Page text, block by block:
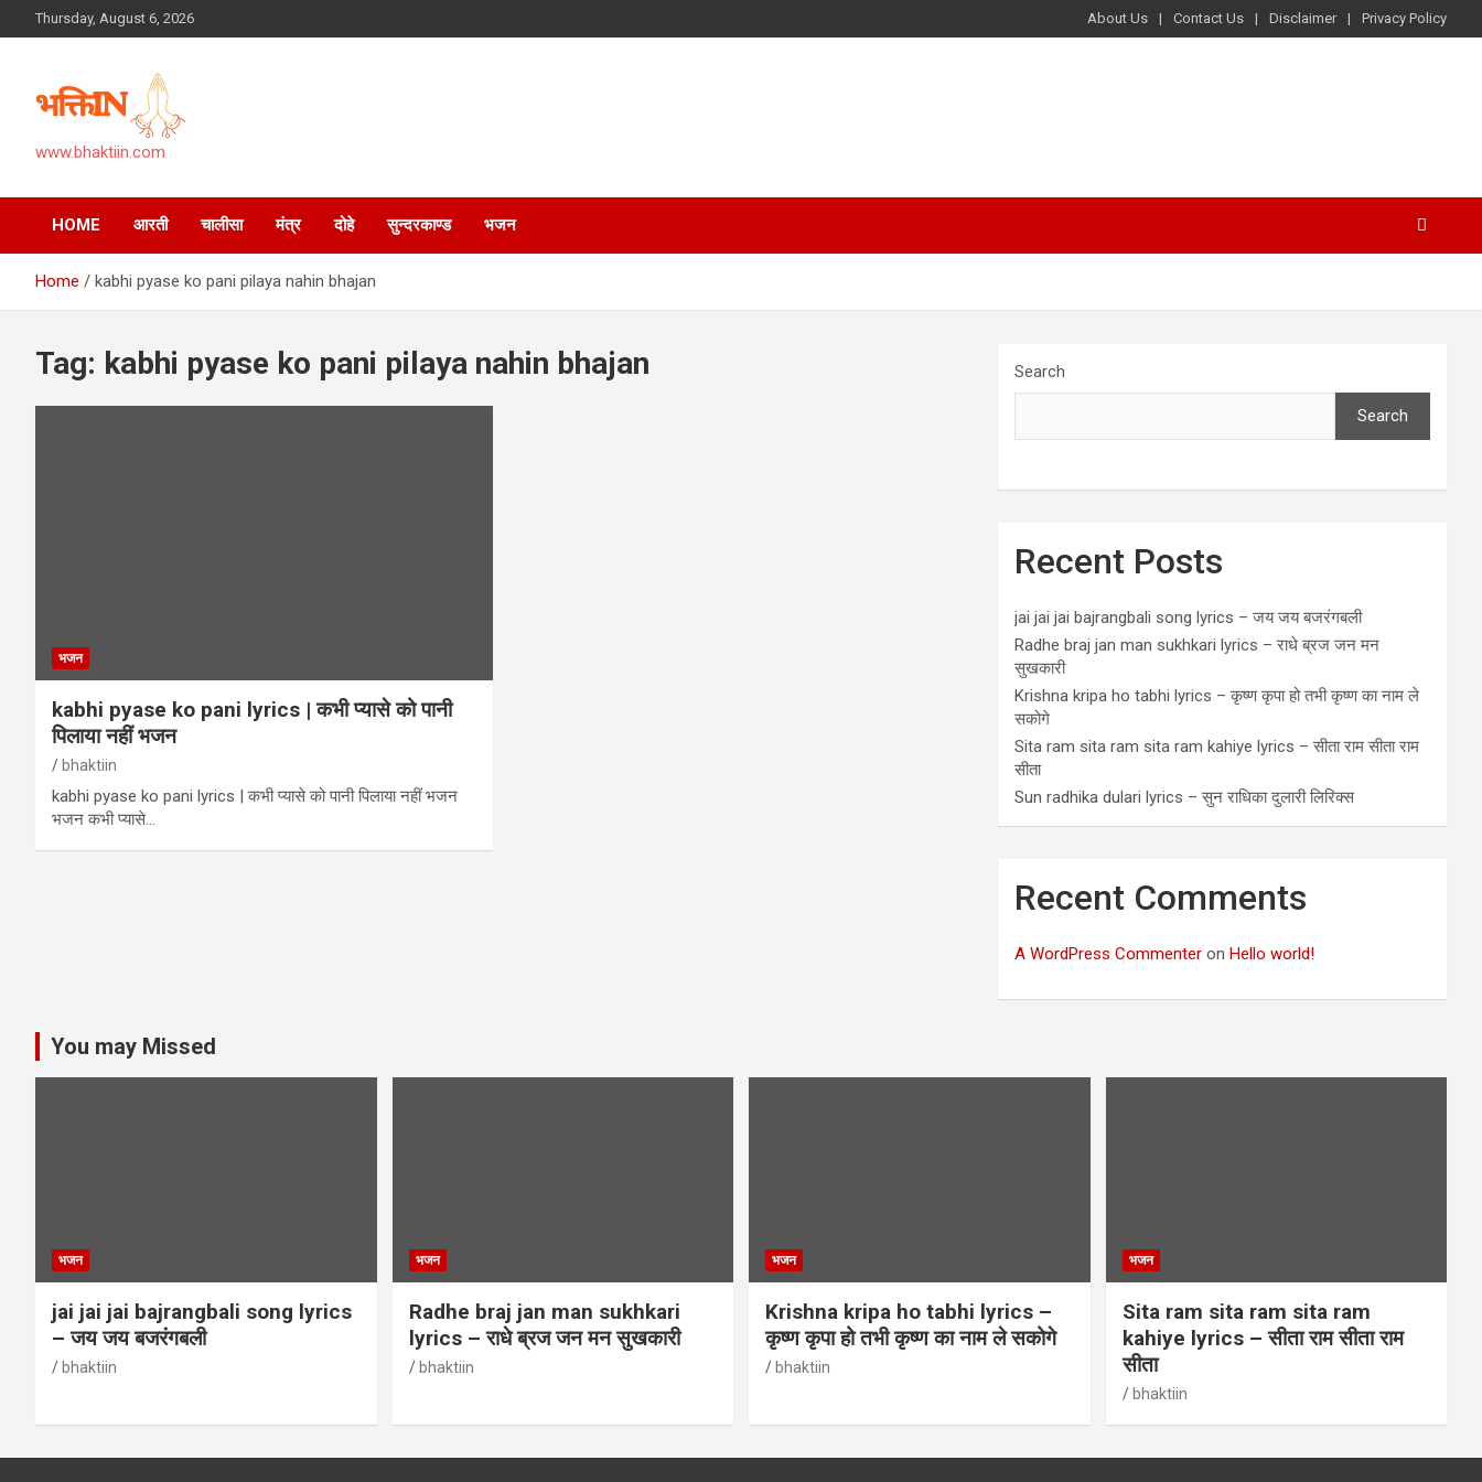
to
Thursday, August 6, 2026 About Us Contact Us Disclaimer Privacy Policy
www.bhaktiin.com
HOME आरती चालीसा मंत्र दोहे सुन्दरकाण्ड भजन
Home kabhi pyase ko pani pilaya nahin bhajan
Tag: kabhi pyase ko pani pilaya nahin bhajan
भजन
kabhi pyase ko pani lyrics | कभी प्यासे को पानी
पिलाया नहीं भजन
bhaktiin
kabhi pyase ko pani lyrics | कभी प्यासे को पानी पिलाया नहीं भजन
भजन कभी प्यासे…
Search
Search
Recent Posts
jai jai jai bajrangbali song lyrics – जय जय बजरंगबली
Radhe braj jan man sukhkari lyrics – राधे ब्रज जन मन
सुखकारी
Krishna kripa ho tabhi lyrics – कृष्ण कृपा हो तभी कृष्ण का नाम ले
सकोगे
Sita ram sita ram sita ram kahiye lyrics – सीता राम सीता राम
सीता
Sun radhika dulari lyrics – सुन राधिका दुलारी लिरिक्स
Recent Comments
A WordPress Commenter onHello world!
You may Missed
भजन
jai jai jai bajrangbali song lyrics
– जय जय बजरंगबली
bhaktiin
भजन
Radhe braj jan man sukhkari
lyrics – राधे ब्रज जन मन सुखकारी
bhaktiin
भजन
Krishna kripa ho tabhi lyrics –
कृष्ण कृपा हो तभी कृष्ण का नाम ले सकोगे
bhaktiin
भजन
Sita ram sita ram sita ram
kahiye lyrics – सीता राम सीता राम
सीता
bhaktiin